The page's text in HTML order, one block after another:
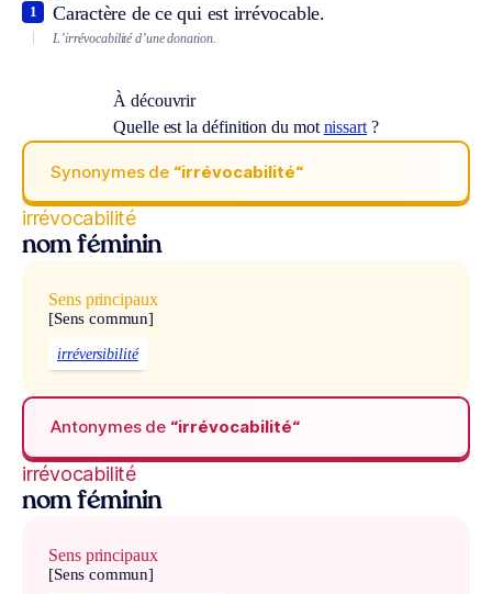
Caractère de ce qui est irrévocable.
1
L’irrévocabilité d’une donation.
À découvrir
Quelle est la définition du mot nissart ?
Synonymes de “irrévocabilité“
irrévocabilité
nom féminin
Sens principaux
[Sens commun]
irréversibilité
Antonymes de “irrévocabilité“
irrévocabilité
nom féminin
Sens principaux
[Sens commun]